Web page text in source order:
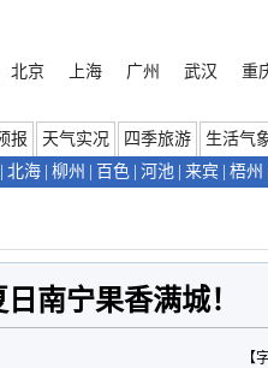
北京 上海 广州 武汉 重
报 天气实况 四季旅游 生活气
北海 柳州 百色 河池 来宾 梧州
南宁果香满城！
【